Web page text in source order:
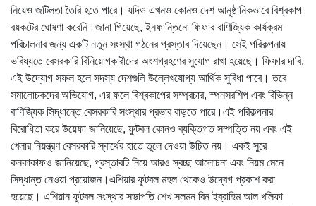
নিয়েও জটিলতা তৈরি হতে পারে। যদিও এখনও কোনও দেশ আনুষ্ঠানিকভাবে বিশ্বকাপ
বয়কটের ঘোষণা করেনি।জানা গিয়েছে, ইনফান্তিনো ফিফার বাণিজ্যিক কার্যক্রম
পরিচালনার জন্য একটি নতুন সংস্থা গঠনের প্রস্তাব দিয়েছেন। সেই পরিকল্পনায়
ভবিষ্যতে বেসরকারি বিনিয়োগকারীদের অংশগ্রহণের সুযোগ রাখা হয়েছে। ফিফার দাবি,
এই উদ্যোগ সফল হলে সদস্য দেশগুলি উল্লেখযোগ্য আর্থিক সুবিধা পাবে। তবে
সমালোচকদের অভিযোগ, এর ফলে বিশ্বকাপের সম্প্রচার, স্পনসরশিপ এবং বিভিন্ন
বাণিজ্যিক সিদ্ধান্তে বেসরকারি সংস্থার প্রভাব বাড়তে পারে।এই পরিকল্পনার
বিরোধিতা করে উয়েফা জানিয়েছে, ফুটবল কোনও ব্যক্তিগত সম্পত্তি নয় এবং এই
খেলার নিয়ন্ত্রণ বেসরকারি স্বার্থের হাতে তুলে দেওয়া উচিত নয়। একই সুরে
কনকাকাফও জানিয়েছে, প্রস্তাবটি নিয়ে আরও স্বচ্ছ আলোচনা এবং নিয়ম মেনে
সিদ্ধান্ত নেওয়া প্রয়োজন।এশিয়ার ফুটবল মহল থেকেও উদ্বেগ প্রকাশ করা
হয়েছে। এশিয়ান ফুটবল সংস্থার সভাপতি শেখ সলমন বিন ইব্রাহিম আল খলিফা